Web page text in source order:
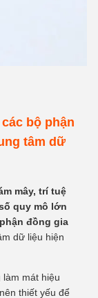
bộ phận
tâm dữ
mây, trí tuệ
quy mô lớn
đồng gia
dữ liệu hiện
mát hiệu
thiết yếu để